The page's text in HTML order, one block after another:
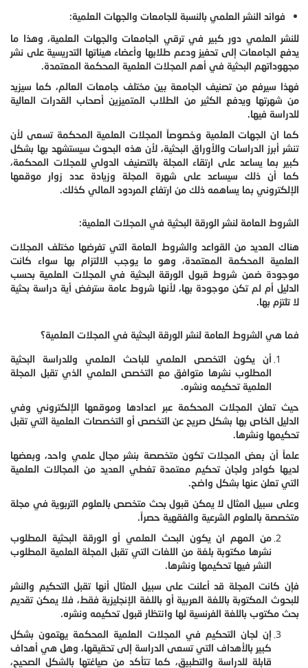
فوائد النشر العلمي بالنسبة للجامعات والجهات العلمية:
للنشر العلمي دور كبير في ترقي الجامعات والجهات العلمية، وهذا ما
يدفع الجامعات إلى تحفيز ودعم طلابها وأعضاء هيئاتها التدريسية على نشر
مجهوداتهم البحثية في أهم المجلات العلمية المحكمة المعتمدة.
فهذا سيرفع من تصنيف الجامعة بين مختلف جامعات العالم، كما سيزيد
من شهرتها ويدفع الكثير من الطلاب المتميزين أصحاب القدرات العالية
للدراسة فيها.
كما ان الجهات العلمية وخصوصاً المجلات العلمية المحكمة تسعى لأن
تنشر أبرز الدراسات والأوراق البحثية، لأن هذه البحوث سيستشهد بها بشكل
كبير بما يساعد على ارتقاء المجلة بالتصنيف الدولي للمجلات المحكمة،
كما أن ذلك سيساعد على شهرة المجلة وزيادة عدد زوار موقعها
الإلكتروني بما يساهمه ذلك من ارتفاع المردود المالي كذلك.
الشروط العامة لنشر الورقة البحثية في المجلات العلمية:
هناك العديد من القواعد والشروط العامة التي تفرضها مختلف المجلات
العلمية المحكمة المعتمدة، وهو ما يوجب الالتزام بها سواء كانت
موجودة ضمن شروط قبول الورقة البحثية في المجلات العلمية بحسب
الدليل أم لم تكن موجودة بها، لأنها شروط عامة سترفض أية دراسة بحثية
لا تلتزم بها.
فما هي الشروط العامة لنشر الورقة البحثية في المجلات العلمية؟
أن يكون التخصص العلمي للباحث العلمي وللدراسة البحثية
المطلوب نشرها متوافق مع التخصص العلمي الذي تقبل المجلة
العلمية تحكيمه ونشره.
حيث تعلن المجلات المحكمة عبر اعدادها وموقعها الإلكتروني وفي
الدليل الخاص بها بشكل صريح عن التخصص أو التخصصات العلمية التي تقبل
تحكيمها ونشرها.
علماً أن بعض المجلات تكون متخصصة بنشر مجال علمي واحد، وبعضها
لديها كوادر ولجان تحكيم معتمدة تغطي العديد من المجالات العلمية
التي تعلن عنها بشكل واضح.
وعلى سبيل المثال لا يمكن قبول بحث متخصص بالعلوم التربوية في مجلة
متخصصة بالعلوم الشرعية والفقهية حصراً.
من المهم ان يكون البحث العلمي أو الورقة البحثية المطلوب
نشرها مكتوبة بلغة من اللغات التي تقبل المجلة العلمية المطلوب
النشر فيها تحكيمها ونشرها.
فإن كانت المجلة قد أعلنت على سبيل المثال أنها تقبل التحكيم والنشر
للبحوث المكتوبة باللغة العربية أو باللغة الإنجليزية فقط، فلا يمكن تقديم
بحث مكتوب باللغة الفرنسية لها وانتظار قبول تحكيمه ونشره.
إن لجان التحكيم في المجلات العلمية المحكمة يهتمون بشكل
كبير بالأهداف التي تسعى الدراسة إلى تحقيقها، وهل هي أهداف
قابلة للدراسة والتطبيق، كما تتأكد من صياغتها بالشكل الصحيح،